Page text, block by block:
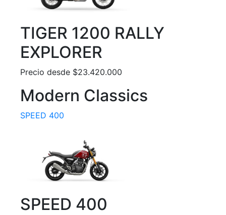
TIGER 1200 RALLY
EXPLORER
Precio desde $23.420.000
Modern Classics
SPEED 400
SPEED 400